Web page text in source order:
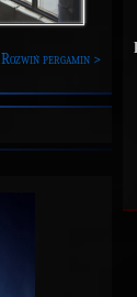
Rozwiń pergamin >